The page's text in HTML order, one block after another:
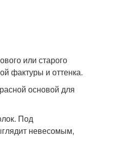
или старого
фактуры и оттенка.
основой для
Под
невесомым,